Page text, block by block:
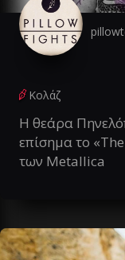
Κολάζ
Η θεάρα
επίσημα το
των Metallica